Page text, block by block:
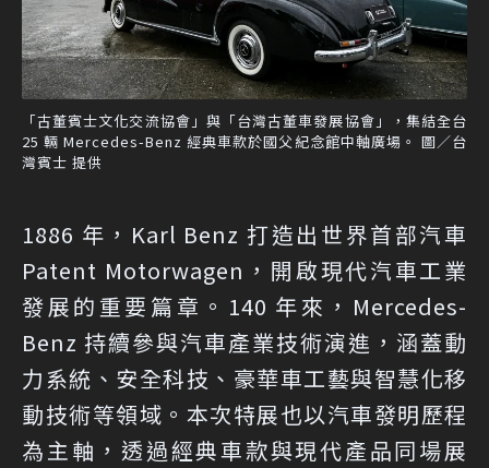
「古董賓士文化交流協會」與「台灣古董車發展協會」，集結全台
25 輛 Mercedes-Benz 經典車款於國父紀念館中軸廣場。 圖／台
灣賓士 提供
1886 年，Karl Benz 打造出世界首部汽車
Patent Motorwagen，開啟現代汽車工業
發展的重要篇章。140 年來，Mercedes-
Benz 持續參與汽車產業技術演進，涵蓋動
力系統、安全科技、豪華車工藝與智慧化移
動技術等領域。本次特展也以汽車發明歷程
為主軸，透過經典車款與現代產品同場展